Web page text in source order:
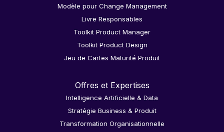
Modèle pour Change Management
Livre Responsables
Toolkit Product Manager
Toolkit Product Design
Jeu de Cartes Maturité Produit
Offres et Expertises
Intelligence Artificielle & Data
Stratégie Business & Produit
Transformation Organisationnelle